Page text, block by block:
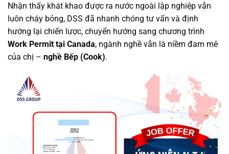
Nhận thấy khát khao được ra nước ngoài lập nghiệp vẫn
luôn cháy bỏng, DSS đã nhanh chóng tư vấn và định
hướng lại chiến lược, chuyển hướng sang chương trình
Work Permit tại Canada, ngành nghề vẫn là niềm đam mê
của chị – nghề Bếp (Cook).